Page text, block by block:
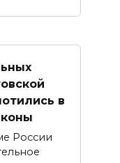
в
России